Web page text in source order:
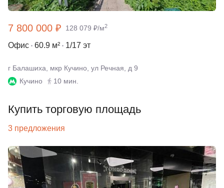
7 800 000 ₽ 128 079 ₽/м2
Офис 60.9 м² 1/17 эт
г Балашиха, мкр Кучино, ул Речная, д 9
Кучино
10 мин.
Купить торговую площадь
3 предложения